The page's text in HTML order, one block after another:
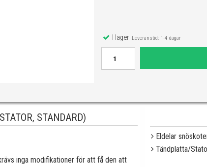
I lagerLeveranstid: 1-4 dagar
STANDARD)
inga modifikationer för att få den att
Eldelar
Tändplatta/